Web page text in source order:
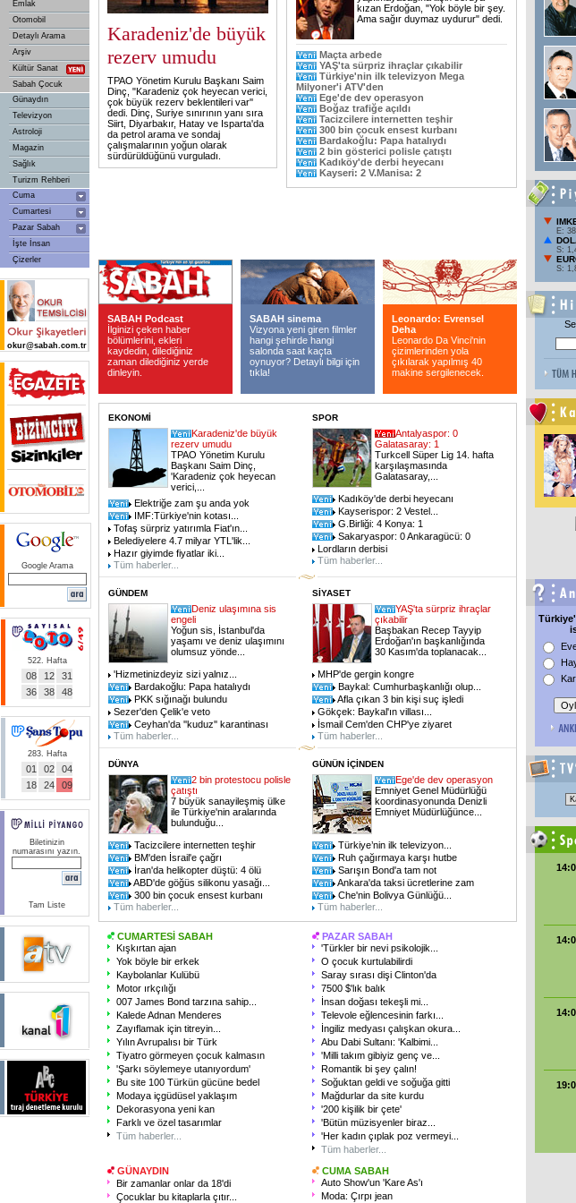
Karadeniz'de büyük
rezerv umudu
TPAO Yönetim Kurulu Başkanı Saim
Dinç, "Karadeniz çok heyecan verici,
çok büyük rezerv beklentileri var''
dedi. Dinç, Suriye sınırının yanı sıra
Siirt, Diyarbakır, Hatay ve Isparta'da
da petrol arama ve sondaj
çalışmalarının yoğun olarak
sürdürüldüğünü vurguladı.
kızan Erdoğan, "Yok böyle bir şey.
Ama sağır duymaz uydurur" dedi.
Maçta arbede
YAŞ'ta sürpriz ihraçlar çıkabilir
Türkiye'nin ilk televizyon Mega
Milyoner'i ATV'den
Ege'de dev operasyon
Boğaz trafiğe açıldı
Tacizcilere internetten teşhir
300 bin çocuk ensest kurbanı
Bardakoğlu: Papa hatalıydı
2 bin gösterici polisle çatıştı
Kadıköy'de derbi heyecanı
Kayseri: 2 V.Manisa: 2
SABAH Podcast
İlginizi çeken haber
bölümlerini, ekleri
kaydedin, dilediğiniz
zaman dilediğiniz yerde
dinleyin.
SABAH sinema
Vizyona yeni giren filmler
hangi şehirde hangi
salonda saat kaçta
oynuyor? Detaylı bilgi için
tıkla!
Leonardo: Evrensel
Deha
Leonardo Da Vinci'nin
çizimlerinden yola
çıkılarak yapılmış 40
makine sergilenecek.
EKONOMİ
Karadeniz'de büyük
rezerv umudu
TPAO Yönetim Kurulu
Başkanı Saim Dinç,
'Karadeniz çok heyecan
verici,...
Elektriğe zam şu anda yok
IMF:Türkiye'nin kotası...
Tofaş sürpriz yatırımla Fiat'ın...
Belediyelere 4.7 milyar YTL'lik...
Hazır giyimde fiyatlar iki...
Tüm haberler...
SPOR
Antalyaspor: 0
Galatasaray: 1
Turkcell Süper Lig 14. hafta
karşılaşmasında
Galatasaray,...
Kadıköy'de derbi heyecanı
Kayserispor: 2 Vestel...
G.Birliği: 4 Konya: 1
Sakaryaspor: 0 Ankaragücü: 0
Lordların derbisi
Tüm haberler...
GÜNDEM
Deniz ulaşımına sis
engeli
Yoğun sis, İstanbul'da
yaşamı ve deniz ulaşımını
olumsuz yönde...
'Hizmetinizdeyiz sizi yalnız...
Bardakoğlu: Papa hatalıydı
PKK sığınağı bulundu
Sezer'den Çelik'e veto
Ceyhan'da ''kuduz'' karantinası
Tüm haberler...
SİYASET
YAŞ'ta sürpriz ihraçlar
çıkabilir
Başbakan Recep Tayyip
Erdoğan'ın başkanlığında
30 Kasım'da toplanacak...
MHP'de gergin kongre
Baykal: Cumhurbaşkanlığı olup...
Afla çıkan 3 bin kişi suç işledi
Gökçek: Baykal'ın villası...
İsmail Cem'den CHP'ye ziyaret
Tüm haberler...
DÜNYA
2 bin protestocu polisle
çatıştı
7 büyük sanayileşmiş ülke
ile Türkiye'nin aralarında
bulunduğu...
Tacizcilere internetten teşhir
BM'den İsrail'e çağrı
İran'da helikopter düştü: 4 ölü
ABD'de göğüs silikonu yasağı...
300 bin çocuk ensest kurbanı
Tüm haberler...
GÜNÜN İÇİNDEN
Ege'de dev operasyon
Emniyet Genel Müdürlüğü
koordinasyonunda Denizli
Emniyet Müdürlüğünce...
Türkiye’nin ilk televizyon...
Ruh çağırmaya karşı hutbe
Sarışın Bond'a tam not
Ankara'da taksi ücretlerine zam
Che'nin Bolivya Günlüğü...
Tüm haberler...
CUMARTESİ SABAH
Kışkırtan ajan
Yok böyle bir erkek
Kaybolanlar Kulübü
Motor ırkçılığı
007 James Bond tarzına sahip...
Kalede Adnan Menderes
Zayıflamak için titreyin...
Yılın Avrupalısı bir Türk
Tiyatro görmeyen çocuk kalmasın
'Şarkı söylemeye utanıyordum'
Bu site 100 Türkün gücüne bedel
Modaya içgüdüsel yaklaşım
Dekorasyona yeni kan
Farklı ve özel tasarımlar
Tüm haberler...
PAZAR SABAH
'Türkler bir nevi psikolojik...
O çocuk kurtulabilirdi
Saray sırası dişi Clinton'da
7500 $'lık balık
İnsan doğası tekeşli mi...
Televole eğlencesinin farkı...
İngiliz medyası çalışkan okura...
Abu Dabi Sultanı: 'Kalbimi...
'Milli takım gibiyiz genç ve...
Romantik bi şey çalın!
Soğuktan geldi ve soğuğa gitti
Mağdurlar da site kurdu
'200 kişilik bir çete'
'Bütün müzisyenler biraz...
'Her kadın çıplak poz vermeyi...
Tüm haberler...
GÜNAYDIN
Bir zamanlar onlar da 18'di
Çocuklar bu kitaplarla çıtır...
CUMA SABAH
Auto Show'un 'Kare As'ı
Moda: Çırpı jean
Emlak
Otomobil
Detaylı Arama
Arşiv
Kültür Sanat
Sabah Çocuk
Günaydın
Televizyon
Astroloji
Magazin
Sağlık
Turizm Rehberi
Cuma
Cumartesi
Pazar Sabah
İşte İnsan
Çizerler
okur@sabah.com.tr
Google Arama
522. Hafta
08 12
31
36
38 48
283. Hafta
01 02
04
18
24 09
Biletinizin
numarasını yazın.
Tam Liste
E:
S:
S: